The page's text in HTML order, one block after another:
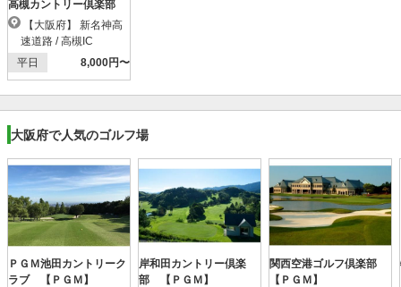
高槻カントリー倶楽部
速道路 / 高槻IC
平日
8,000円〜
大阪府で人気のゴルフ場
ＰＧＭ池田カントリーク
ラブ 【ＰＧＭ】
岸和田カントリー倶楽
部 【ＰＧＭ】
関西空港ゴルフ倶楽部
【ＰＧＭ】